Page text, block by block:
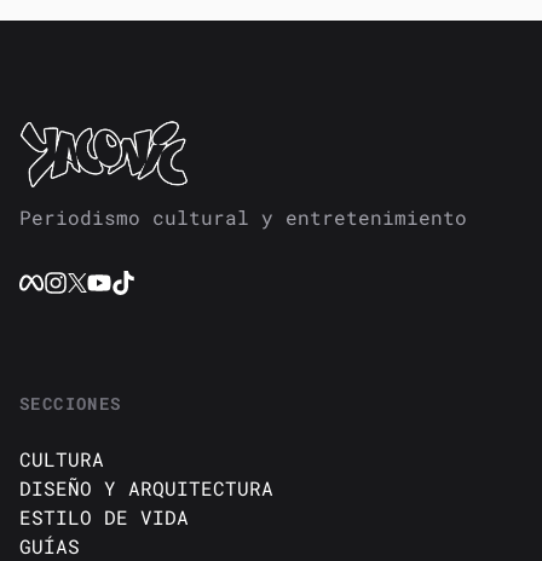
Periodismo cultural y entretenimiento
SECCIONES
CULTURA
DISEÑO Y ARQUITECTURA
ESTILO DE VIDA
GUÍAS